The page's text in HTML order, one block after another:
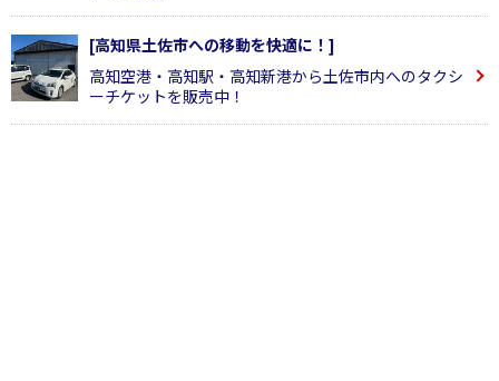
[高知県土佐市への移動を快適に！]
高知空港・高知駅・高知新港から土佐市内へのタクシ
ーチケットを販売中！